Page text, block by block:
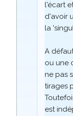
l'écart
d'avoir
la
A
ou une
ne pas
tirages
est